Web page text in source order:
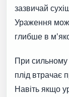
зазвичай
Ураження
глибше в
При сильному
плід втрачає
Навіть якщо